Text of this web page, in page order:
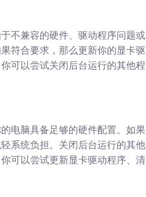
不兼容的硬件、驱动程序问题或
符合要求，那么更新你的显卡驱
可以尝试关闭后台运行的其他程
电脑具备足够的硬件配置。如果
系统负担。关闭后台运行的其他
可以尝试更新显卡驱动程序、清